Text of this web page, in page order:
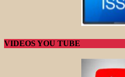
VIDEOS YOU TUBE